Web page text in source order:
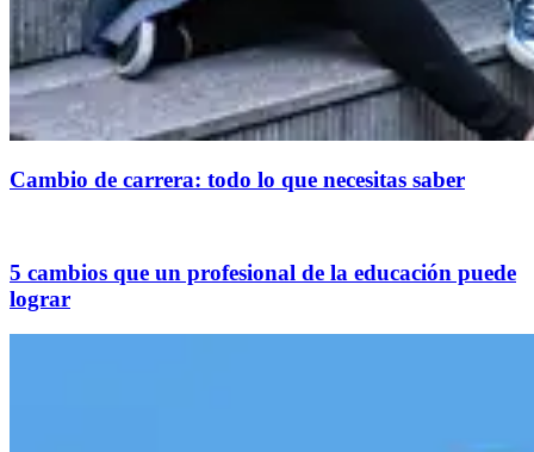
Cambio de carrera: todo lo que necesitas saber
5 cambios que un profesional de la educación puede
lograr